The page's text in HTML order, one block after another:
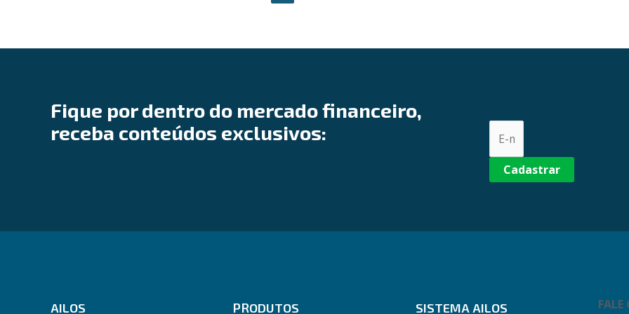
Fique por dentro do mercado financeiro,
receba conteúdos exclusivos:
Cadastrar
AILOS PRODUTOS SISTEMA AILOS FALE